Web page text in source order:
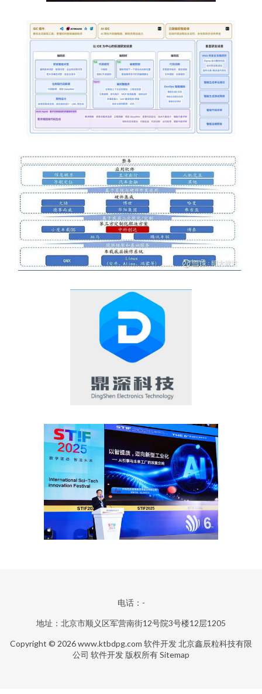
电话：-
地址：北京市顺义区军营南街12号院3号楼12层1205
Copyright © 2026www.ktbdpg.com 软件开发北京鑫辰粒科技有限
公司 软件开发 版权所有Sitemap